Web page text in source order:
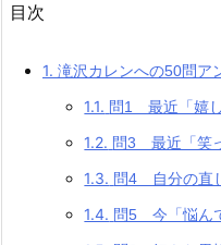
目次
1. 滝沢カレンへの50問ア
1.1. 問1 最近「嬉
1.2. 問3 最近「笑
1.3. 問4 自分の直
1.4. 問5 今「悩ん